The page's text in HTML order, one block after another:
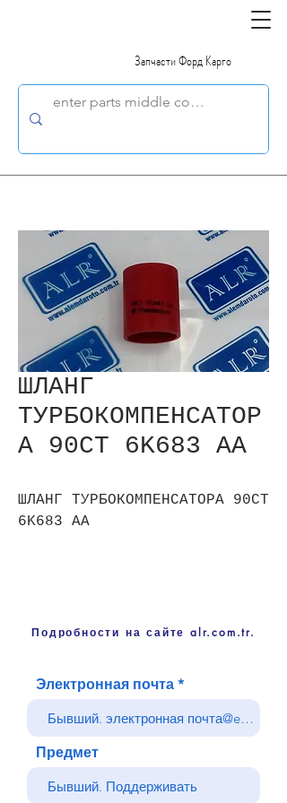
Запчасти Форд Карго
ШЛАНГ
ТУРБОКОМПЕНСАТОР
А 90CT 6K683 AA
ШЛАНГ ТУРБОКОМПЕНСАТОРА 90CT
6K683 AA
Подробности на сайте alr.com.tr.
Электронная почта
Предмет